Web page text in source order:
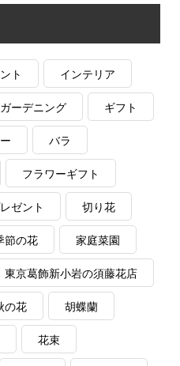
ト インテリア
ガーデニング ギフト
バラ
フラワーギフト
ゼント 切り花
節の花 家庭菜園
東京葛飾新小岩の須藤花店
の花 胡蝶蘭
花束